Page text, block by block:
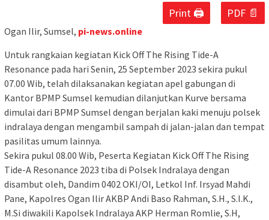
Print 🖨 PDF 📄
Ogan Ilir, Sumsel, pi-news.online
Untuk rangkaian kegiatan Kick Off The Rising Tide-A
Resonance pada hari Senin, 25 September 2023 sekira pukul
07.00 Wib, telah dilaksanakan kegiatan apel gabungan di
Kantor BPMP Sumsel kemudian dilanjutkan Kurve bersama
dimulai dari BPMP Sumsel dengan berjalan kaki menuju polsek
indralaya dengan mengambil sampah di jalan-jalan dan tempat
pasilitas umum lainnya.
Sekira pukul 08.00 Wib, Peserta Kegiatan Kick Off The Rising
Tide-A Resonance 2023 tiba di Polsek Indralaya dengan
disambut oleh, Dandim 0402 OKI/OI, Letkol Inf. Irsyad Mahdi
Pane, Kapolres Ogan Ilir AKBP Andi Baso Rahman, S.H., S.I.K.,
M.Si diwakili Kapolsek Indralaya AKP Herman Romlie, S.H,